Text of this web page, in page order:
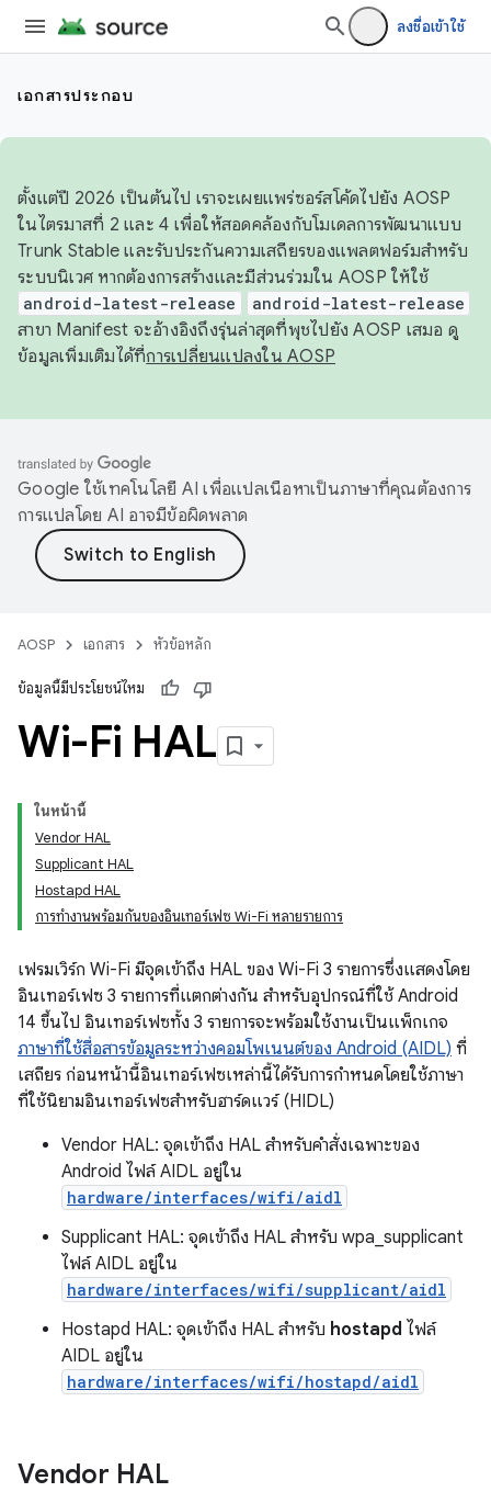
ลงชื่อเข้าใช้
เอกสารประกอบ
ตั้งแต่ปี 2026 เป็นต้นไป เราจะเผยแพร่ซอร์สโค้ดไปยัง AOSP
ในไตรมาสที่ 2 และ 4 เพื่อให้สอดคล้องกับโมเดลการพัฒนาแบบ
Trunk Stable และรับประกันความเสถียรของแพลตฟอร์มสำหรับ
ระบบนิเวศ หากต้องการสร้างและมีส่วนร่วมใน AOSP ให้ใช้
android-latest-release android-latest-release
สาขา Manifest จะอ้างอิงถึงรุ่นล่าสุดที่พุชไปยัง AOSP เสมอ ดู
ข้อมูลเพิ่มเติมได้ที่การเปลี่ยนแปลงใน AOSP
Google ใช้เทคโนโลยี AI เพื่อแปลเนื้อหาเป็นภาษาที่คุณต้องการ
การแปลโดย AI อาจมีข้อผิดพลาด
AOSP เอกสาร หัวข้อหลัก
ข้อมูลนี้มีประโยชน์ไหม
Wi-Fi HAL
ในหน้านี้
Vendor HAL
Supplicant HAL
Hostapd HAL
การทำงานพร้อมกันของอินเทอร์เฟซ Wi-Fi หลายรายการ
เฟรมเวิร์ก Wi-Fi มีจุดเข้าถึง HAL ของ Wi-Fi 3 รายการซึ่งแสดงโดย
อินเทอร์เฟซ 3 รายการที่แตกต่างกัน สำหรับอุปกรณ์ที่ใช้ Android
14 ขึ้นไป อินเทอร์เฟซทั้ง 3 รายการจะพร้อมใช้งานเป็นแพ็กเกจ
ภาษาที่ใช้สื่อสารข้อมูลระหว่างคอมโพเนนต์ของ Android (AIDL) ที่
เสถียร ก่อนหน้านี้อินเทอร์เฟซเหล่านี้ได้รับการกำหนดโดยใช้ภาษา
ที่ใช้นิยามอินเทอร์เฟซสำหรับฮาร์ดแวร์ (HIDL)
Vendor HAL: จุดเข้าถึง HAL สำหรับคำสั่งเฉพาะของ
Android ไฟล์ AIDL อยู่ใน
hardware/interfaces/wifi/aidl
Supplicant HAL: จุดเข้าถึง HAL สำหรับ wpa_supplicant
ไฟล์ AIDL อยู่ใน
hardware/interfaces/wifi/supplicant/aidl
Hostapd HAL: จุดเข้าถึง HAL สำหรับ hostapd ไฟล์
AIDL อยู่ใน
hardware/interfaces/wifi/hostapd/aidl
Vendor HAL